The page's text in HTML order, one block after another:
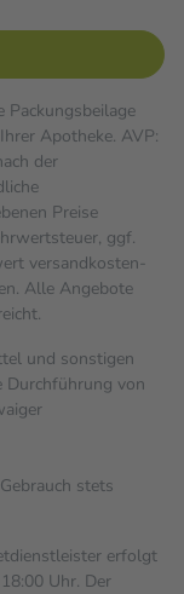
Packungsbeilage
Apotheke. AVP:
der
Preise
ggf.
versand­kosten­
Alle Angebote
und sonstigen
Durchführung von
stets
erfolgt
Uhr. Der